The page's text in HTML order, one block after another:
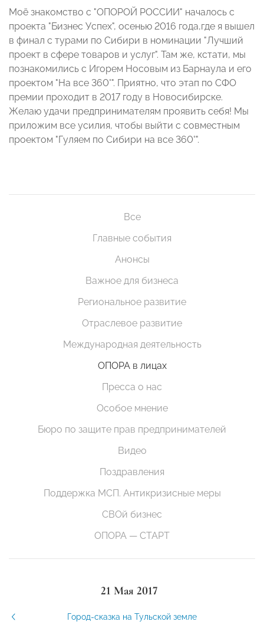
Моё знакомство с "ОПОРОЙ РОССИИ" началось с
проекта "Бизнес Успех", осенью 2016 года,где я вышел
в финал с турами по Сибири в номинации "Лучший
проект в сфере товаров и услуг". Там же, кстати, мы
познакомились с Игорем Носовым из Барнаула и его
проектом "На все 360°". Приятно, что этап по СФО
премии проходит в 2017 году в Новосибирске.
Желаю удачи предпринимателям проявить себя! Мы
приложим все усилия, чтобы выйти с совместным
проектом "Гуляем по Сибири на все 360°".
Все
Главные события
Анонсы
Важное для бизнеса
Региональное развитие
Отраслевое развитие
Международная деятельность
ОПОРА в лицах
Пресса о нас
Особое мнение
Бюро по защите прав предпринимателей
Видео
Поздравления
Поддержка МСП. Антикризисные меры
СВОй бизнес
ОПОРА — СТАРТ
21 Мая 2017
Город-сказка на Тульской земле